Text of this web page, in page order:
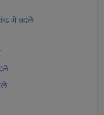
में बदलें